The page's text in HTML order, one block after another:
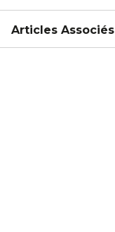
Articles Associés